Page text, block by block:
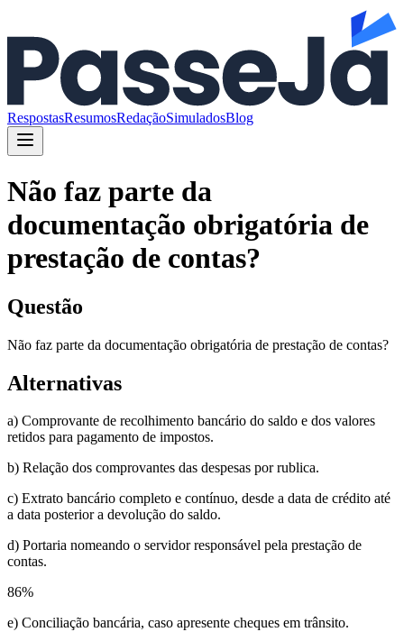
RespostasResumosRedaçãoSimuladosBlog
Não faz parte da
documentação obrigatória de
prestação de contas?
Questão
Não faz parte da documentação obrigatória de prestação de contas?
Alternativas
a) Comprovante de recolhimento bancário do saldo e dos valores
retidos para pagamento de impostos.
b) Relação dos comprovantes das despesas por rublica.
c) Extrato bancário completo e contínuo, desde a data de crédito até
a data posterior a devolução do saldo.
d) Portaria nomeando o servidor responsável pela prestação de
contas.
86%
e) Conciliação bancária, caso apresente cheques em trânsito.